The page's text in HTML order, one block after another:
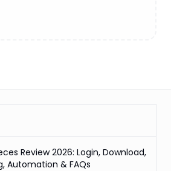
Review 2026: Login, Download,
Automation & FAQs